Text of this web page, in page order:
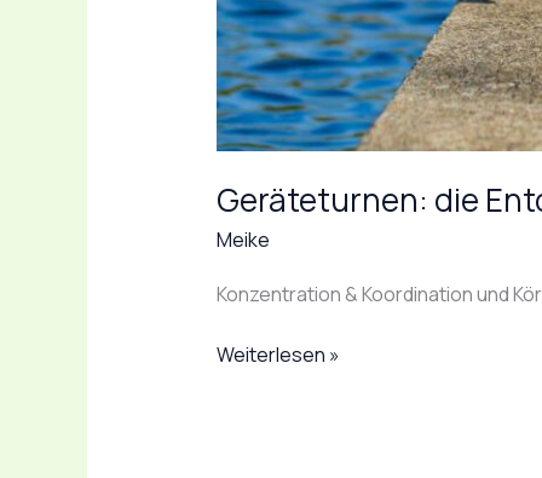
Geräteturnen: die
Meike
Konzentration & Koordination und
Weiterlesen »